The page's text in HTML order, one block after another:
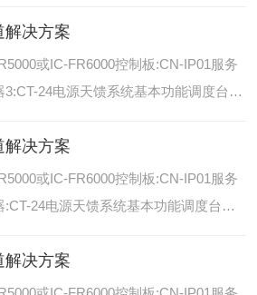
台具备GPS数据上传功能。而GPS定
的标
解决方案
或IC-FR6000控制板:CN-IP01服务
24电源天馈系统基本功能调度台录
具备GPS数据上传功能。而GPS定位功
解决方案
或IC-FR6000控制板:CN-IP01服务
24电源天馈系统基本功能调度台录
熟可靠的网络技术，艾可慕数字通讯将
。
解决方案